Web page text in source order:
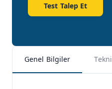
Test Talep Et
Genel Bilgiler